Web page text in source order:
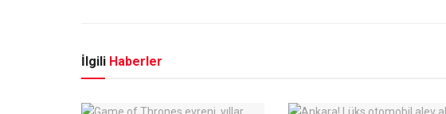
İlgili Haberler